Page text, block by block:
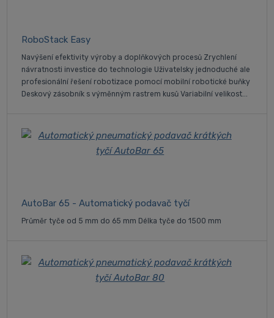
RoboStack Easy
Navýšení efektivity výroby a doplňkových procesů Zrychlení
návratnosti investice do technologie Uživatelsky jednoduché ale
profesionální řešení robotizace pomocí mobilní robotické buňky
Deskový zásobník s výměnným rastrem kusů Variabilní velikost...
AutoBar 65 - Automatický podavač tyčí
Průměr tyče od 5 mm do 65 mm Délka tyče do 1500 mm